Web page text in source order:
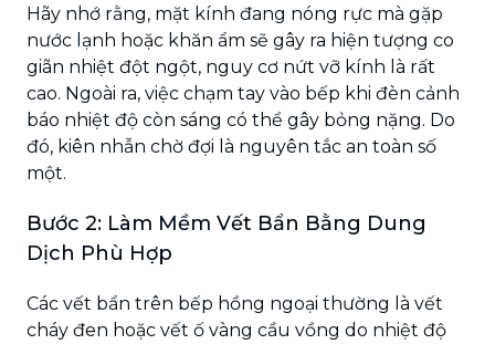
Hãy nhớ rằng, mặt kính đang nóng rực mà gặp
nước lạnh hoặc khăn ẩm sẽ gây ra hiện tượng co
giãn nhiệt đột ngột, nguy cơ nứt vỡ kính là rất
cao. Ngoài ra, việc chạm tay vào bếp khi đèn cảnh
báo nhiệt độ còn sáng có thể gây bỏng nặng. Do
đó, kiên nhẫn chờ đợi là nguyên tắc an toàn số
một.
Bước 2: Làm Mềm Vết Bẩn Bằng Dung
Dịch Phù Hợp
Các vết bẩn trên bếp hồng ngoại thường là vết
cháy đen hoặc vết ố vàng cầu vồng do nhiệt độ